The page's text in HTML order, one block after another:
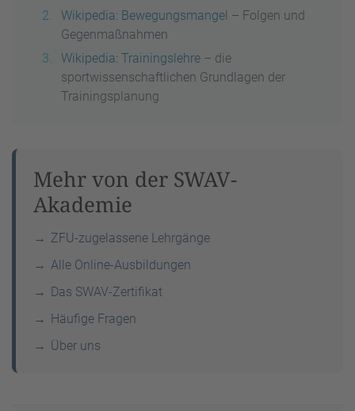
Wikipedia: Bewegungsmangel – Folgen und
Gegenmaßnahmen
Wikipedia: Trainingslehre – die
sportwissenschaftlichen Grundlagen der
Trainingsplanung
Mehr von der SWAV-
Akademie
ZFU-zugelassene Lehrgänge
Alle Online-Ausbildungen
Das SWAV-Zertifikat
Häufige Fragen
Über uns